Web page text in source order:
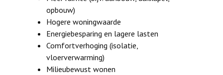
opbouw)
Hogere woningwaarde
Energiebesparing en lagere lasten
Comfortverhoging (isolatie,
vloerverwarming)
Milieubewust wonen